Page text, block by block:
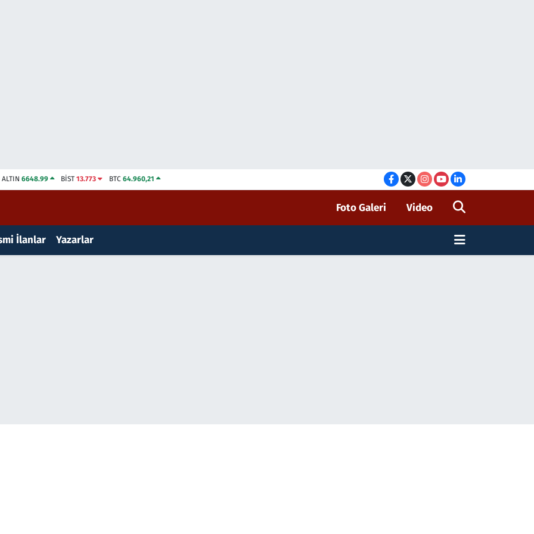
ALTIN 6648.99 BİST13.773 BTC 64.960,21
Foto Galeri Video
İlanlar Yazarlar